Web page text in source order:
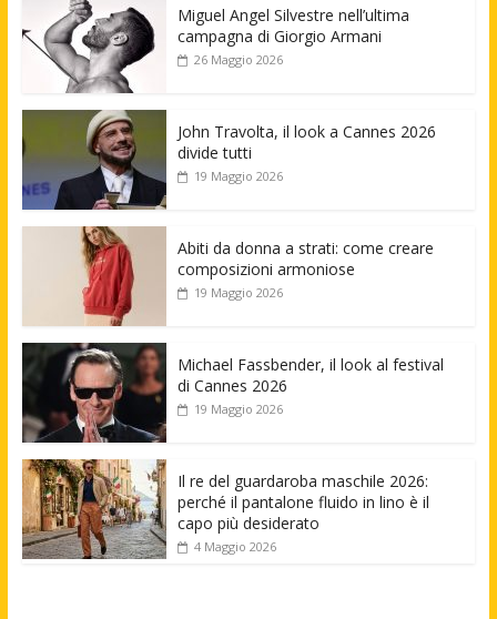
Miguel Angel Silvestre nell’ultima
campagna di Giorgio Armani
26 Maggio 2026
John Travolta, il look a Cannes 2026
divide tutti
19 Maggio 2026
Abiti da donna a strati: come creare
composizioni armoniose
19 Maggio 2026
Michael Fassbender, il look al festival
di Cannes 2026
19 Maggio 2026
Il re del guardaroba maschile 2026:
perché il pantalone fluido in lino è il
capo più desiderato
4 Maggio 2026